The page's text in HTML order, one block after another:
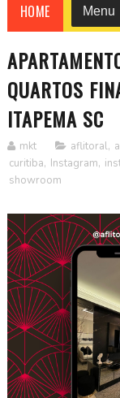
HOME
QUARTOS
ITAPEMA SC
mkt aflitoral,
curitiba, Instagram,
showroom